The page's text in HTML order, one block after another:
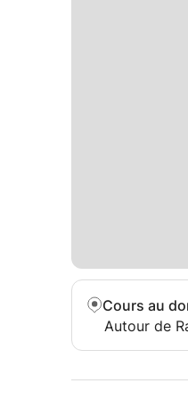
Cours au
Autour de